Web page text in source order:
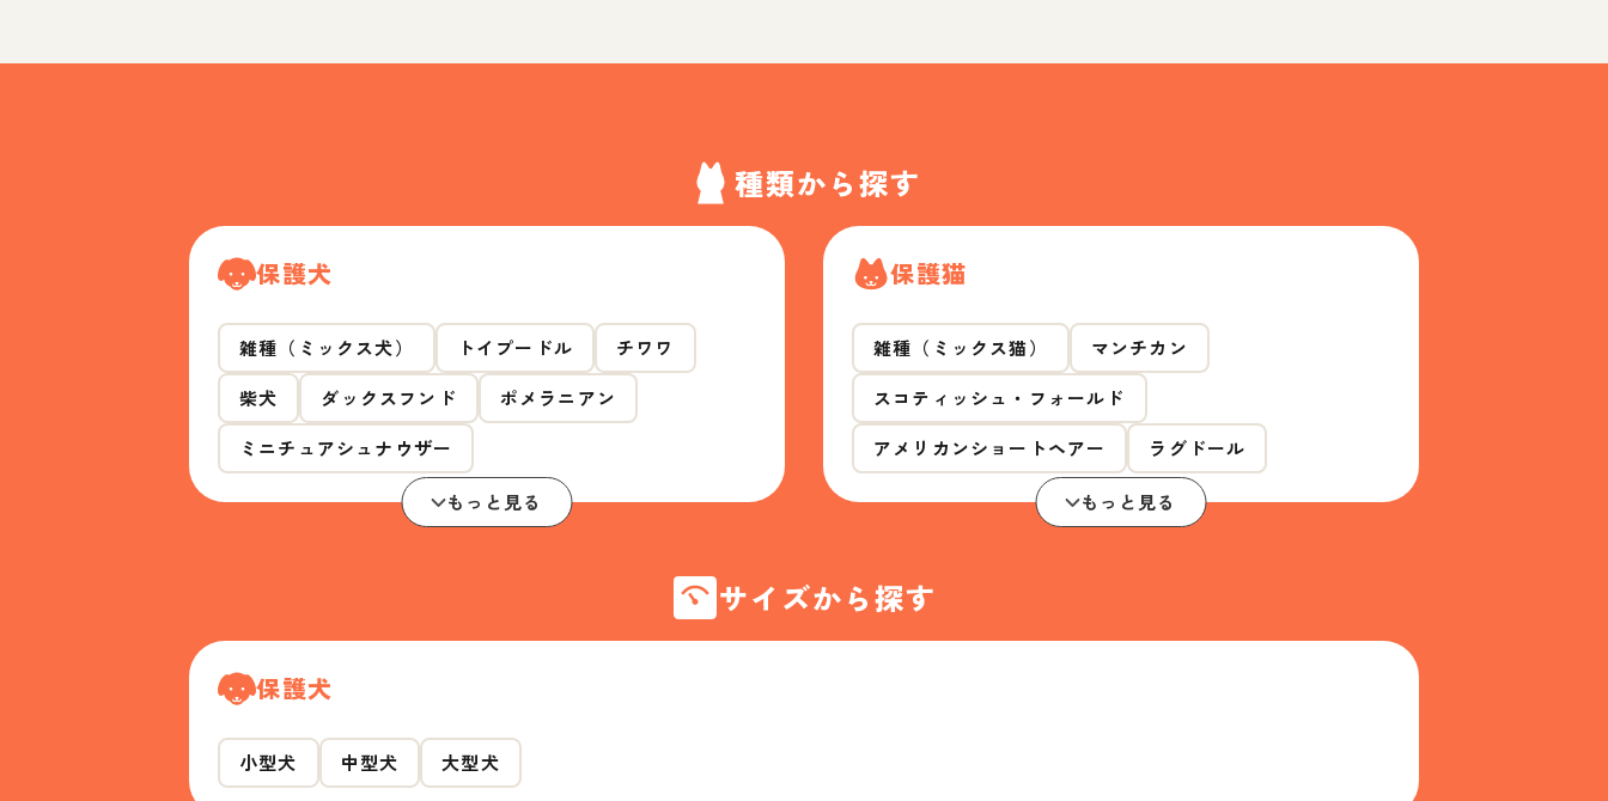
種類から探す
保護犬
雑種（ミックス犬） トイプードル
チワワ
柴犬
ダックスフンド
ポメラニアン
ミニチュアシュナウザー
もっと見る
保護猫
雑種（ミックス猫）
マンチカン
スコティッシュ・フォールド
アメリカンショートヘアー
ラグドール
もっと見る
サイズから探す
保護犬
小型犬 中型犬 大型犬